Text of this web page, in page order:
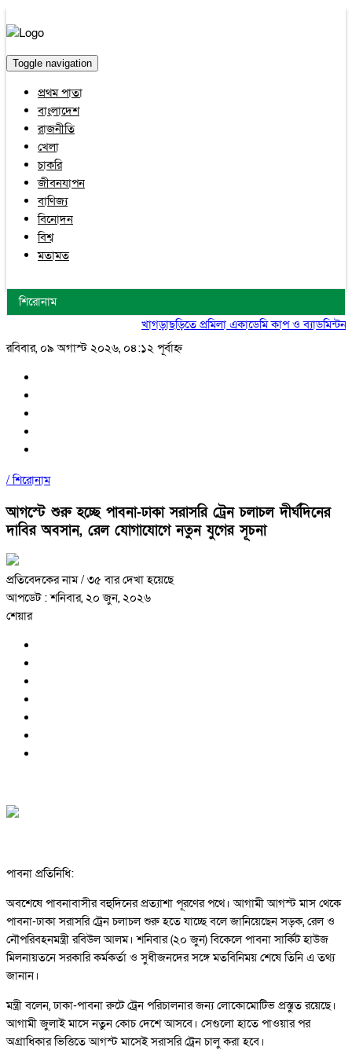
Toggle navigation
প্রথম পাতা
বাংলাদেশ
রাজনীতি
খেলা
চাকরি
জীবনযাপন
বাণিজ্য
বিনোদন
বিশ্ব
মতামত
শিরোনাম
খাগড়াছড়িতে প্রমিলা একাডেমি কাপ ও ব্যাডমিন্টন
রবিবার, ০৯ অগাস্ট ২০২৬, ০৪:১২ পূর্বাহ্ন
/শিরোনাম
আগস্টে শুরু হচ্ছে পাবনা-ঢাকা সরাসরি ট্রেন চলাচল দীর্ঘদিনের
দাবির অবসান, রেল যোগাযোগে নতুন যুগের সূচনা
প্রতিবেদকের নাম/ ৩৫ বার দেখা হয়েছে
আপডেট : শনিবার, ২০ জুন, ২০২৬
শেয়ার
পাবনা প্রতিনিধি:
অবশেষে পাবনাবাসীর বহুদিনের প্রত্যাশা পূরণের পথে। আগামী আগস্ট মাস থেকে
পাবনা-ঢাকা সরাসরি ট্রেন চলাচল শুরু হতে যাচ্ছে বলে জানিয়েছেন সড়ক, রেল ও
নৌপরিবহনমন্ত্রী রবিউল আলম। শনিবার (২০ জুন) বিকেলে পাবনা সার্কিট হাউজ
মিলনায়তনে সরকারি কর্মকর্তা ও সুধীজনদের সঙ্গে মতবিনিময় শেষে তিনি এ তথ্য
জানান।
মন্ত্রী বলেন, ঢাকা-পাবনা রুটে ট্রেন পরিচালনার জন্য লোকোমোটিভ প্রস্তুত রয়েছে।
আগামী জুলাই মাসে নতুন কোচ দেশে আসবে। সেগুলো হাতে পাওয়ার পর
অগ্রাধিকার ভিত্তিতে আগস্ট মাসেই সরাসরি ট্রেন চালু করা হবে।